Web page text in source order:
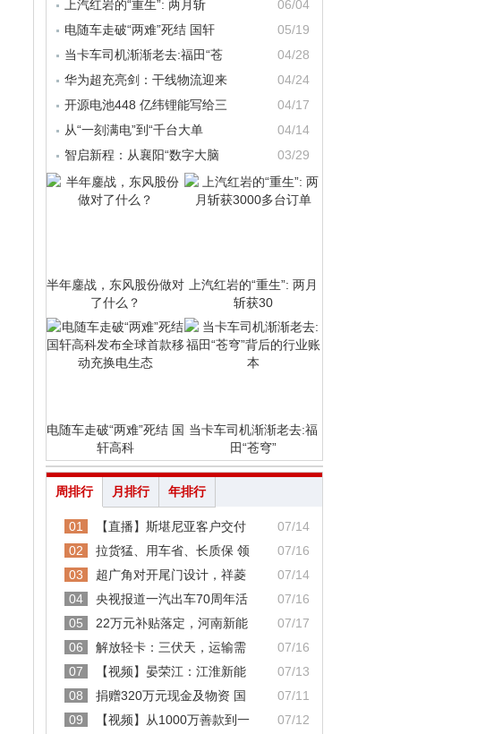
上汽红岩的“重生”: 两月斩
06/04
电随车走破“两难”死结 国轩
05/19
当卡车司机渐渐老去:福田“苍
04/28
华为超充亮剑：干线物流迎来
04/24
开源电池448 亿纬锂能写给三
04/17
从“一刻满电”到“千台大单
04/14
智启新程：从襄阳“数字大脑
03/29
半年鏖战，东风股份做对
了什么？
上汽红岩的“重生”: 两月
斩获30
电随车走破“两难”死结 国
轩高科
当卡车司机渐渐老去:福
田“苍穹”
周排行 月排行 年排行
01 【直播】斯堪尼亚客户交付
07/14
02
拉货猛、用车省、长质保 领
07/16
03
超广角对开尾门设计，祥菱
07/14
04
央视报道一汽出车70周年活
07/16
05
22万元补贴落定，河南新能
07/17
06
解放轻卡：三伏天，运输需
07/16
07
【视频】晏荣江：江淮新能
07/13
08
捐赠320万元现金及物资 国
07/11
09
【视频】从1000万善款到一
07/12